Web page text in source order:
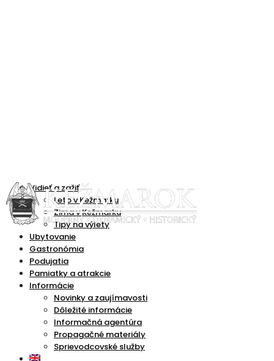
Vidieť a zažiť
Leto v Kežmarku
Zima v Kežmarku
Tipy na výlety
Ubytovanie
Gastronómia
Podujatia
Pamiatky a atrakcie
Informácie
Novinky a zaujímavosti
Dôležité informácie
Informačná agentúra
Propagačné materiály
Sprievodcovské služby